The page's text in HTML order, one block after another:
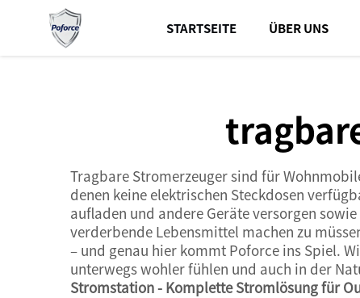
STARTSEITE ÜBER UNS
Tragbare Stromerzeuger sind für
denen keine elektrischen Steckdosen
aufladen und andere Geräte versorgen
verderbende Lebensmittel machen zu
– und genau hier kommt Poforce ins Spiel.
unterwegs wohler fühlen und auch in der
Stromstation - Komplette Stromlösung für